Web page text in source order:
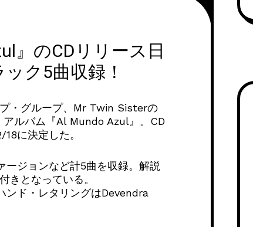
』のCDリリース日
ク5曲収録！
・グループ、Mr Twin Sisterの
ルバム『Al Mundo Azul』。CD
に決定した。
ージョンなど計5曲を収録。解説
きとなっている。
ンド・レタリングはDevendra